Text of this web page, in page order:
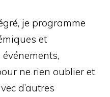
je programme
et
événements,
ne rien oublier et
d’autres